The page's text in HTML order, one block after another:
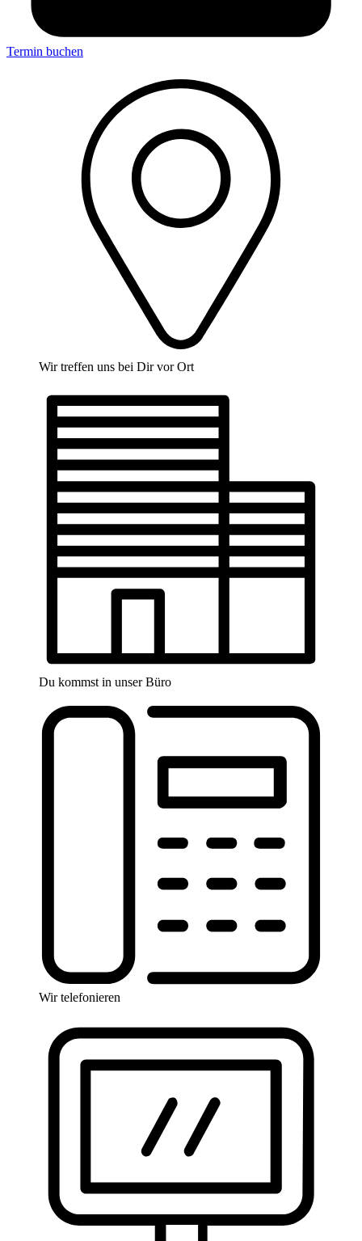
Termin buchen
Wir treffen uns bei Dir vor Ort
Du kommst in unser Büro
Wir telefonieren